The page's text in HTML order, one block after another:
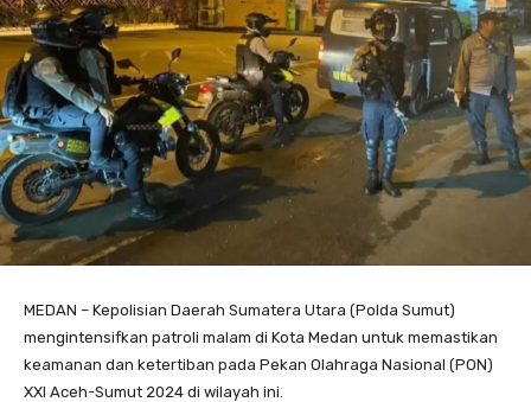
MEDAN – Kepolisian Daerah Sumatera Utara (Polda Sumut)
mengintensifkan patroli malam di Kota Medan untuk memastikan
keamanan dan ketertiban pada Pekan Olahraga Nasional (PON)
XXI Aceh-Sumut 2024 di wilayah ini.